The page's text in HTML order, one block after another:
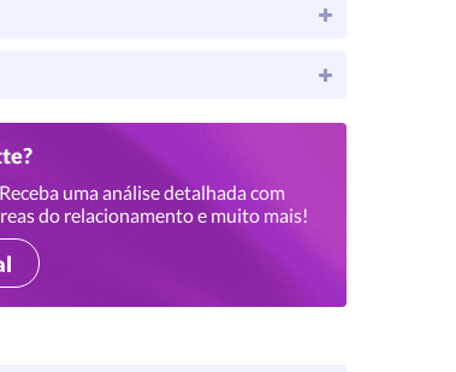
uma análise detalhada com
do relacionamento e muito mais!